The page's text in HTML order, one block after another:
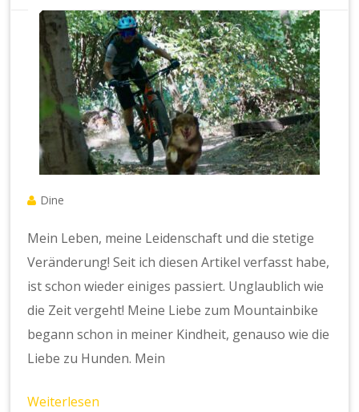
Dine
Mein Leben, meine Leidenschaft und die stetige
Veränderung! Seit ich diesen Artikel verfasst habe,
ist schon wieder einiges passiert. Unglaublich wie
die Zeit vergeht! Meine Liebe zum Mountainbike
begann schon in meiner Kindheit, genauso wie die
Liebe zu Hunden. Mein
Weiterlesen